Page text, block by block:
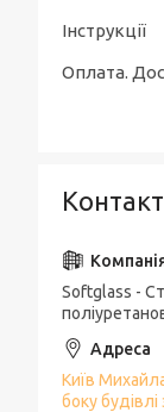
Інструкції
Оплата.
Softglass -
Київ
боку